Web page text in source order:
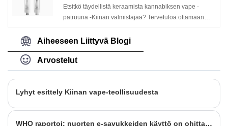
Etsitkö täydellistä keraamista kannabiksen vape -
patruuna -Kiinan valmistajaa? Tervetuloa ottamaan
Kiinassa yli kymmenen vuoden ajan. Olemme
lämmitystekniikkaan ja tuodaan kannabisöljyn vaping-
kokemus seuraavalle tasolle.
Aiheeseen Liittyvä Blogi
Arvostelut
Lyhyt esittely Kiinan vape-teollisuudesta
WHO raportoi: nuorten e-savukkeiden käyttö on ohittanut perinteiset savukkeet